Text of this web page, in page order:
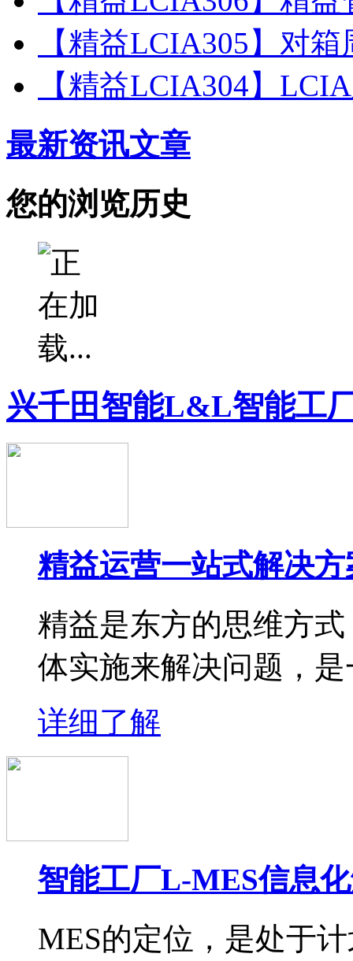
【精益LCIA305】对
【精益LCIA304】
最新资讯文章
您的浏览历史
兴千田智能L&L智能工
精益运营一站式解决方
精益是东方的思维方
体实施来解决问题，
详细了解
智能工厂L-MES信息
MES的定位，是处于